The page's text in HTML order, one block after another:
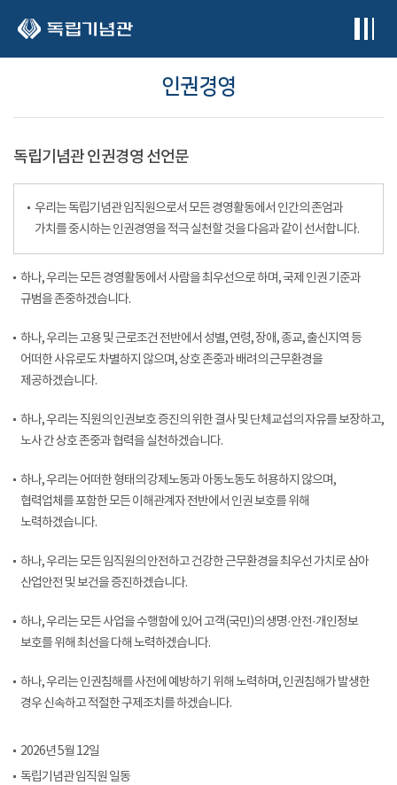
인권경영
독립기념관 인권경영 선언문
우리는 독립기념관 임직원으로서 모든 경영활동에서 인간의 존엄과
가치를 중시하는 인권경영을 적극 실천할 것을 다음과 같이 선서합니다.
하나, 우리는 모든 경영활동에서 사람을 최우선으로 하며, 국제 인권 기준과
규범을 존중하겠습니다.
하나, 우리는 고용 및 근로조건 전반에서 성별, 연령, 장애, 종교, 출신지역 등
어떠한 사유로도 차별하지 않으며, 상호 존중과 배려의 근무환경을
제공하겠습니다.
하나, 우리는 직원의 인권보호 증진의 위한 결사 및 단체교섭의 자유를 보장하고,
노사 간 상호 존중과 협력을 실천하겠습니다.
하나, 우리는 어떠한 형태의 강제노동과 아동노동도 허용하지 않으며,
협력업체를 포함한 모든 이해관계자 전반에서 인권 보호를 위해
노력하겠습니다.
하나, 우리는 모든 임직원의 안전하고 건강한 근무환경을 최우선 가치로 삼아
산업안전 및 보건을 증진하겠습니다.
하나, 우리는 모든 사업을 수행함에 있어 고객(국민)의 생명·안전·개인정보
보호를 위해 최선을 다해 노력하겠습니다.
하나, 우리는 인권침해를 사전에 예방하기 위해 노력하며, 인권침해가 발생한
경우 신속하고 적절한 구제조치를 하겠습니다.
2026년 5월 12일
독립기념관 임직원 일동